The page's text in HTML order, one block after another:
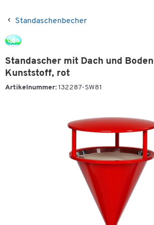
Standaschenbecher
Standascher mit Dach und
Kunststoff, rot
Artikelnummer: 132287-SW81